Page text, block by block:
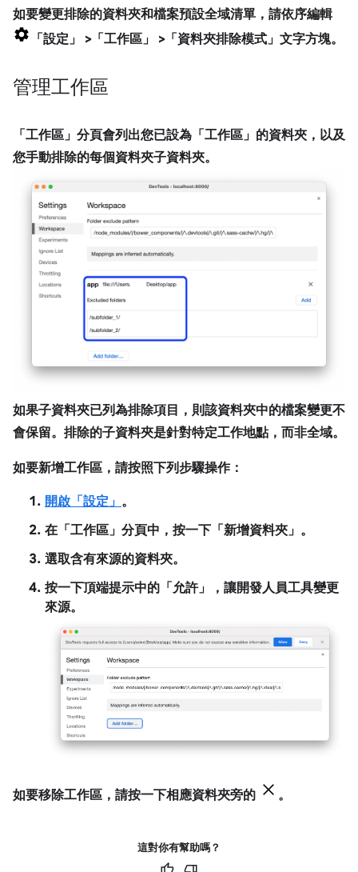
如要變更排除的資料夾和檔案預設全域清單，請依序編輯
「設定」
>「工作區」 >「資料夾排除模式」 文字方塊。
管理工作區
「工作區」 分頁會列出您已設為「工作區」 的資料夾，以及
您手動排除的每個資料夾子資料夾。
如果子資料夾已列為排除項目，則該資料夾中的檔案變更不
會保留。排除的子資料夾是針對特定工作地點，而非全域。
如要新增工作區 ，請按照下列步驟操作：
開啟「設定」 。
在「工作區」 分頁中，按一下「新增資料夾」 。
選取含有來源的資料夾。
按一下頂端提示中的「允許」
，讓開發人員工具變更
來源。
如要移除工作區，請按一下相應資料夾旁的 。
這對你有幫助嗎？